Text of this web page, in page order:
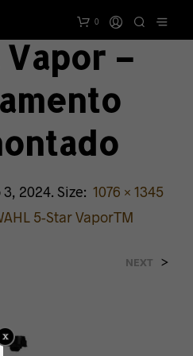
0
Vapor –
3, 2024. Size: 1076 × 1345
5-Star VaporTM
NEXT >